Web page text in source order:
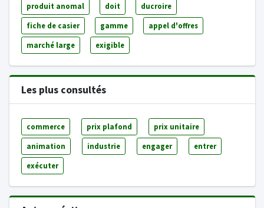
produit anomal doit ducroire
fiche de casier gamme appel d'offres
marché large exigible
Les plus consultés
commerce prix plafond prix unitaire
animation industrie engager entrer
exécuter